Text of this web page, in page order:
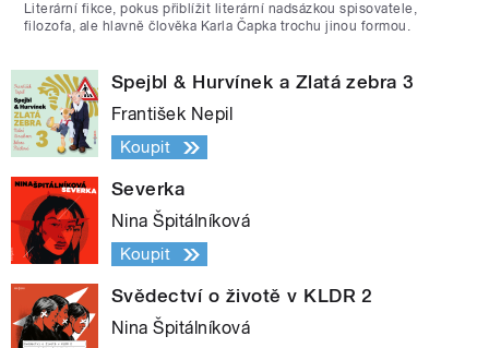
Literární fikce, pokus přiblížit literární nadsázkou spisovatele,
filozofa, ale hlavně člověka Karla Čapka trochu jinou formou.
Spejbl & Hurvínek a Zlatá zebra 3
František Nepil
Koupit
Severka
Nina Špitálníková
Koupit
Svědectví o životě v KLDR 2
Nina Špitálníková